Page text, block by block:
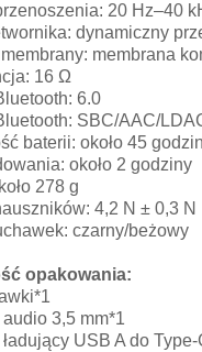
20 Hz–40
dynamiczny
membrany: membrana
16 Ω
6.0
SBC/AAC/
baterii: około 45
około 2 godziny
278 g
4,2 N ± 0,3 N
czarny/beżowy
opakowania:
3,5 mm*1
USB A do Type-